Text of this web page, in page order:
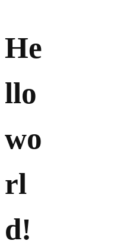
He
llo
wo
rl
d!